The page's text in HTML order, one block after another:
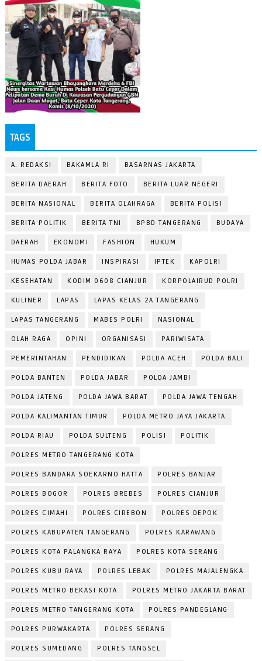
TAGS
A. REDAKSI BAKAMLA RI BASARNAS JAKARTA
BERITA DAERAH BERITA FOTO BERITA LUAR NEGERI
BERITA NASIONAL BERITA OLAHRAGA BERITA POLISI
BERITA POLITIK BERITA TNI BPBD TANGERANG BUDAYA
DAERAH EKONOMI FASHION HUKUM
HUMAS POLDA JABAR INSPIRASI IPTEK KAPOLRI
KESEHATAN KODIM 0608 CIANJUR KORPOLAIRUD POLRI
KULINER LAPAS LAPAS KELAS 2A TANGERANG
LAPAS TANGERANG MABES POLRI NASIONAL
OLAH RAGA OPINI ORGANISASI PARIWISATA
PEMERINTAHAN PENDIDIKAN POLDA ACEH POLDA BALI
POLDA BANTEN POLDA JABAR POLDA JAMBI
POLDA JATENG POLDA JAWA BARAT POLDA JAWA TENGAH
POLDA KALIMANTAN TIMUR POLDA METRO JAYA JAKARTA
POLDA RIAU POLDA SULTENG POLISI POLITIK
POLRES METRO TANGERANG KOTA
POLRES BANDARA SOEKARNO HATTA POLRES BANJAR
POLRES BOGOR POLRES BREBES POLRES CIANJUR
POLRES CIMAHI POLRES CIREBON POLRES DEPOK
POLRES KABUPATEN TANGERANG POLRES KARAWANG
POLRES KOTA PALANGKA RAYA POLRES KOTA SERANG
POLRES KUBU RAYA POLRES LEBAK POLRES MAJALENGKA
POLRES METRO BEKASI KOTA POLRES METRO JAKARTA BARAT
POLRES METRO TANGERANG KOTA POLRES PANDEGLANG
POLRES PURWAKARTA POLRES SERANG
POLRES SUMEDANG POLRES TANGSEL